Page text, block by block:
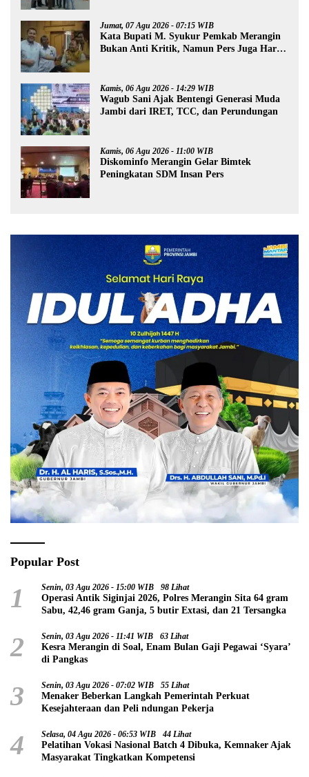
Jumat, 07 Agu 2026 - 07:15 WIB
Kata Bupati M. Syukur Pemkab Merangin
Bukan Anti Kritik, Namun Pers Juga Harus
Kamis, 06 Agu 2026 - 14:29 WIB
Wagub Sani Ajak Bentengi Generasi Muda
Jambi dari IRET, TCC, dan Perundungan
Kamis, 06 Agu 2026 - 11:00 WIB
Diskominfo Merangin Gelar Bimtek
Peningkatan SDM Insan Pers
Popular Post
1 Senin, 03 Agu 2026 - 15:00 WIB 98 Lihat
Operasi Antik Siginjai 2026, Polres Merangin Sita 64 gram
Sabu, 42,46 gram Ganja, 5 butir Extasi, dan 21 Tersangka
2 Senin, 03 Agu 2026 - 11:41 WIB 63 Lihat
Kesra Merangin di Soal, Enam Bulan Gaji Pegawai ‘Syara’
di Pangkas
3 Senin, 03 Agu 2026 - 07:02 WIB 55 Lihat
Menaker Beberkan Langkah Pemerintah Perkuat
Kesejahteraan dan Peli ndungan Pekerja
4 Selasa, 04 Agu 2026 - 06:53 WIB 44 Lihat
Pelatihan Vokasi Nasional Batch 4 Dibuka, Kemnaker Ajak
Masyarakat Tingkatkan Kompetensi